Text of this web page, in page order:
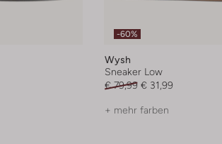
-60%
Wysh
Sneaker Low
€ 79,99 € 31,99
+ mehr farben